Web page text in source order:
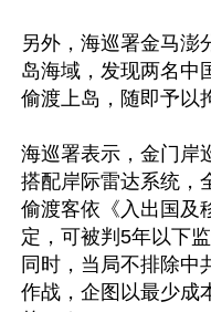
另外，海巡署金马澎
岛海域，发现两名中
偷渡上岛，随即予以
海巡署表示，金门岸
搭配岸际雷达系统，
偷渡客依《入出国及
定，可被判5年以下
同时，当局不排除中
作战，企图以最少成